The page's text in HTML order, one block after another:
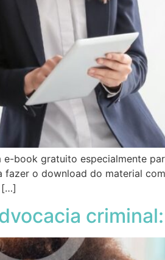
book gratuito especialmente
o download do material
[…]